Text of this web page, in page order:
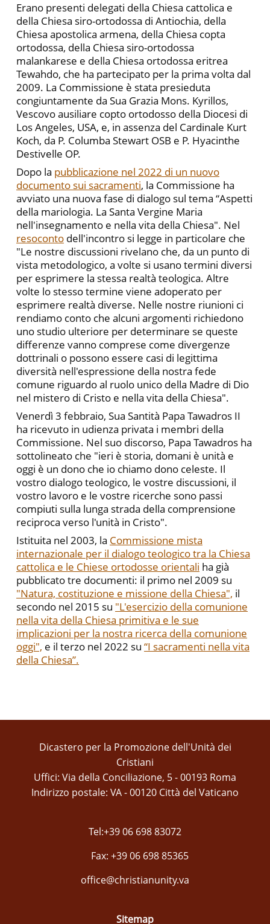
Erano presenti delegati della Chiesa cattolica e
della Chiesa siro-ortodossa di Antiochia, della
Chiesa apostolica armena, della Chiesa copta
ortodossa, della Chiesa siro-ortodossa
malankarese e della Chiesa ortodossa eritrea
Tewahdo, che ha partecipato per la prima volta dal
2009. La Commissione è stata presieduta
congiuntamente da Sua Grazia Mons. Kyrillos,
Vescovo ausiliare copto ortodosso della Diocesi di
Los Angeles, USA, e, in assenza del Cardinale Kurt
Koch, da P. Columba Stewart OSB e P. Hyacinthe
Destivelle OP.
Dopo la pubblicazione nel 2022 di un nuovo
documento sui sacramenti, la Commissione ha
avviato una nuova fase di dialogo sul tema “Aspetti
della mariologia. La Santa Vergine Maria
nell'insegnamento e nella vita della Chiesa". Nel
resoconto dell'incontro si legge in particolare che
"Le nostre discussioni rivelano che, da un punto di
vista metodologico, a volte si usano termini diversi
per esprimere la stessa realtà teologica. Altre
volte lo stesso termine viene adoperato per
esprimere realtà diverse. Nelle nostre riunioni ci
rendiamo conto che alcuni argomenti richiedono
uno studio ulteriore per determinare se queste
differenze vanno comprese come divergenze
dottrinali o possono essere casi di legittima
diversità nell'espressione della nostra fede
comune riguardo al ruolo unico della Madre di Dio
nel mistero di Cristo e nella vita della Chiesa".
Venerdì 3 febbraio, Sua Santità Papa Tawadros II
ha ricevuto in udienza privata i membri della
Commissione. Nel suo discorso, Papa Tawadros ha
sottolineato che "ieri è storia, domani è unità e
oggi è un dono che io chiamo dono celeste. Il
vostro dialogo teologico, le vostre discussioni, il
vostro lavoro e le vostre ricerche sono passi
compiuti sulla lunga strada della comprensione
reciproca verso l'unità in Cristo".
Istituita nel 2003, la Commissione mista
internazionale per il dialogo teologico tra la Chiesa
cattolica e le Chiese ortodosse orientali ha già
pubblicato tre documenti: il primo nel 2009 su
"Natura, costituzione e missione della Chiesa", il
secondo nel 2015 su "L'esercizio della comunione
nella vita della Chiesa primitiva e le sue
implicazioni per la nostra ricerca della comunione
oggi", e il terzo nel 2022 su “I sacramenti nella vita
della Chiesa”.
Dicastero per la Promozione dell'Unità dei
Cristiani
Uffici: Via della Conciliazione, 5 - 00193 Roma
Indirizzo postale: VA - 00120 Città del Vaticano
Tel:+39 06 698 83072
Fax: +39 06 698 85365
office@christianunity.va
Sitemap